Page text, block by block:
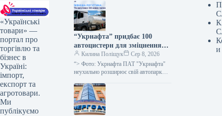
«Українські
товари» —
портал про
торгівлю та
бізнес в
Україні:
імпорт,
експорт та
агротовари.
Ми
публікуємо
“Укрнафта” придбає 100
автоцистерн для зміцнення
безпеки доставки палива
Килина Поліщук
Сер 8, 2026
“> Фото: Укрнафта ПАТ "Укрнафта"
неухильно розширює свій автопарк
забезпечення пальним по всій території
держави, проінформувала…
и